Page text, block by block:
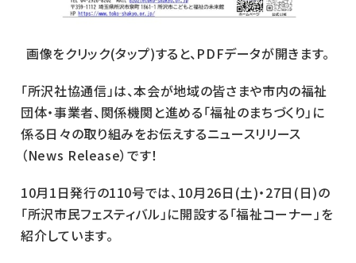
画像をクリック(タップ)すると、PDFデータが開きます。
「所沢社協通信」は、本会が地域の皆さまや市内の福祉
団体・事業者、関係機関と進める「福祉のまちづくり」に
係る日々の取り組みをお伝えするニュースリリース
（News Release）です！
10月1日発行の110号では、10月26日(土)・27日(日)の
「所沢市民フェスティバル」に開設する「福祉コーナー」を
紹介しています。